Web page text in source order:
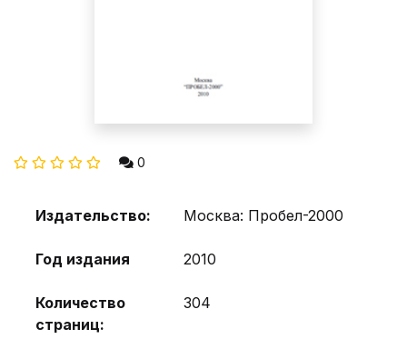
0
Издательство: Москва: Пробел-2000
Год издания 2010
Количество
страниц:
304